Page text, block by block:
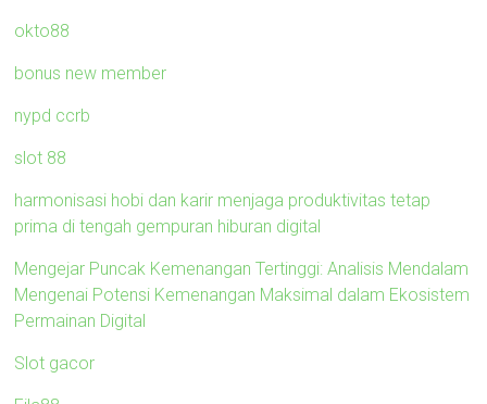
okto88
bonus new member
nypd ccrb
slot 88
harmonisasi hobi dan karir menjaga produktivitas tetap
prima di tengah gempuran hiburan digital
Mengejar Puncak Kemenangan Tertinggi: Analisis Mendalam
Mengenai Potensi Kemenangan Maksimal dalam Ekosistem
Permainan Digital
Slot gacor